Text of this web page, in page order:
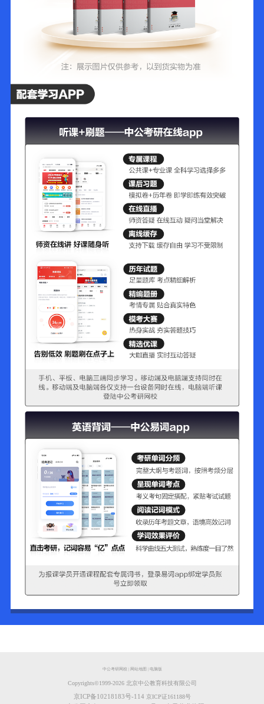
中公考研网校| 网站地图 电脑版
Copyrights©️1999-2026北京中公教育科技有限公司
京ICP备10218183号-114 京ICP证161188号